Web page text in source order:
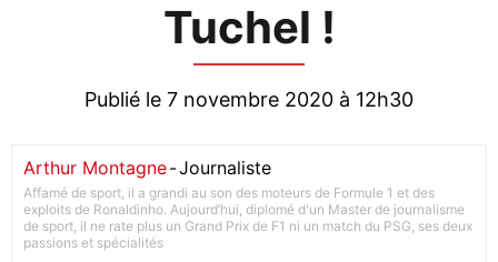
Tuchel !
Publié le 7 novembre 2020 à 12h30
Arthur Montagne-Journaliste
Affamé de sport, il a grandi au son des moteurs de Formule 1 et des
exploits de Ronaldinho. Aujourd’hui, diplomé d'un Master de journalisme
de sport, il ne rate plus un Grand Prix de F1 ni un match du PSG, ses deux
passions et spécialités